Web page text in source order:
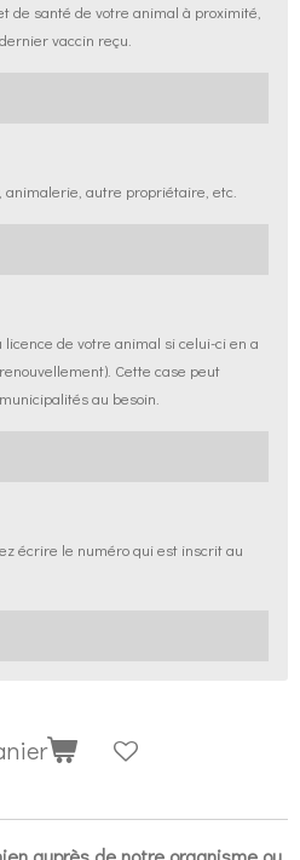
de santé de votre animal à proximité,
vaccin reçu.
animalerie, autre propriétaire, etc.
de votre animal si celui-ci en a
Cette case peut
au besoin.
écrire le numéro qui est inscrit au